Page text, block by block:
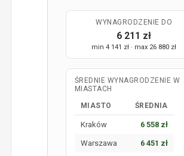
WYNAGRODZENIE DO
6 211 zł
min 4 141 zł · max 26 880 zł
ŚREDNIE WYNAGRODZENIE W
MIASTACH
MIASTO
ŚREDNIA
Kraków 6 558 zł
Warszawa 6 451 zł